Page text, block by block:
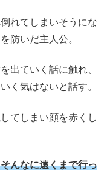
れてしまいそうにな
防いだ主人公。
出ていく話に触れ、
く気はないと話す。
てしまい顔を赤くし
んなに遠くまで行っ